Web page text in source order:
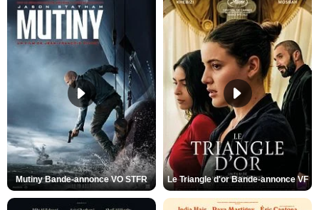
Mutiny Bande-annonce VO STFR Le Triangle d'or Bande-annonce VF